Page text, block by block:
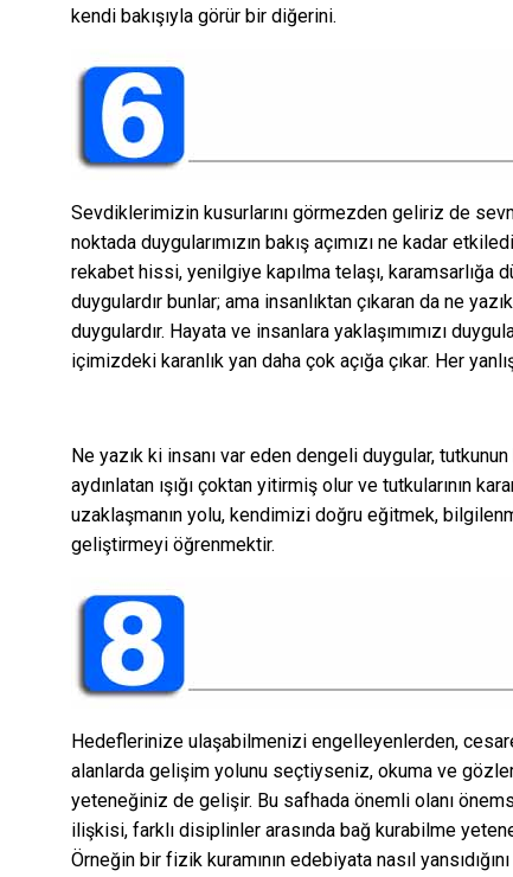
kendi bakışıyla görür bir diğerini.
Sevdiklerimizin kusurlarını görmezden geliriz de
noktada duygularımızın bakış açımızı ne kadar
rekabet hissi, yenilgiye kapılma telaşı, karamsarlığa
duygulardır bunlar; ama insanlıktan çıkaran da ne
duygulardır. Hayata ve insanlara yaklaşımımızı
içimizdeki karanlık yan daha çok açığa çıkar. Her
Ne yazık ki insanı var eden dengeli duygular,
aydınlatan ışığı çoktan yitirmiş olur ve tutkularının
uzaklaşmanın yolu, kendimizi doğru eğitmek,
geliştirmeyi öğrenmektir.
Hedeflerinize ulaşabilmenizi engelleyenlerden,
alanlarda gelişim yolunu seçtiyseniz, okuma ve
yeteneğiniz de gelişir. Bu safhada önemli olanı
ilişkisi, farklı disiplinler arasında bağ kurabilme
Örneğin bir fizik kuramının edebiyata nasıl yansıdığını